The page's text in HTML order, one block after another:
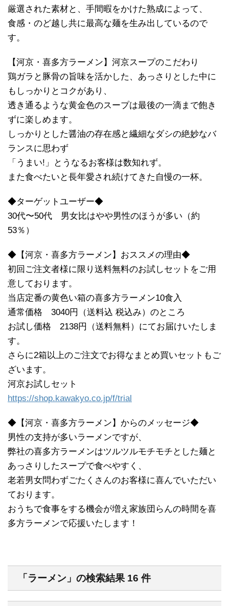
厳選された素材と、手間暇をかけた熟成によって、
食感・のど越し共に最高な麺を生み出しているので
す。
【河京・喜多方ラーメン】河京スープのこだわり
鶏ガラと豚骨の旨味を活かした、あっさりとした中に
もしっかりとコクがあり、
透き通るような黄金色のスープは最後の一滴まで飽き
ずに楽しめます。
しっかりとした醤油の存在感と繊細なダシの絶妙なバ
ランスに思わず
「うまい!」とうなるお客様は数知れず。
また食べたいと長年愛され続けてきた自慢の一杯。
◆ターゲットユーザー◆
30代〜50代 男女比はやや男性のほうが多い（約
53％）
◆【河京・喜多方ラーメン】おススメの理由◆
初回ご注文者様に限り送料無料のお試しセットをご用
意しております。
当店定番の黄色い箱の喜多方ラーメン10食入
通常価格 3040円（送料込 税込み）のところ
お試し価格 2138円（送料無料）にてお届けいたしま
す。
さらに2箱以上のご注文でお得なまとめ買いセットもご
ざいます。
河京お試しセット
https://shop.kawakyo.co.jp/f/trial
◆【河京・喜多方ラーメン】からのメッセージ◆
男性の支持が多いラーメンですが、
弊社の喜多方ラーメンはツルツルモチモチとした麺と
あっさりしたスープで食べやすく、
老若男女問わずごたくさんのお客様に喜んでいただい
ております。
おうちで食事をする機会が増え家族団らんの時間を喜
多方ラーメンで応援いたします！
「ラーメン」の検索結果 16 件